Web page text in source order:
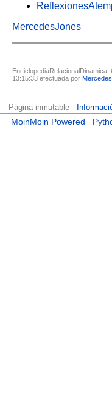
MercedesJones
13:15:33 efectuada por
Página inmutable
MoinMoin Powered